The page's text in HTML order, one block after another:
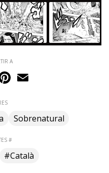
A
Pinterest
Sobrenatural
#
#Català